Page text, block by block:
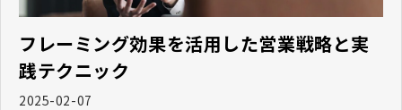
フレーミング効果を活用した営業戦略と実
践テクニック
2025-02-07